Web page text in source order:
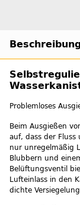
Problemloses
Beim Ausgießen
auf, dass der
nur unregelmäßig
Blubbern und
Belüftungsventil
Lufteinlass in den
dichte